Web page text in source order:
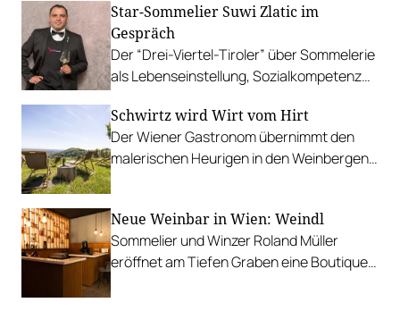
Star-Sommelier Suwi Zlatic im
Gespräch
Der “Drei-Viertel-Tiroler” über Sommelerie
als Lebenseinstellung, Sozialkompetenz
Schwirtz wird Wirt vom Hirt
Der Wiener Gastronom übernimmt den
malerischen Heurigen in den Weinbergen
Neue Weinbar in Wien: Weindl
Sommelier und Winzer Roland Müller
eröffnet am Tiefen Graben eine Boutique-